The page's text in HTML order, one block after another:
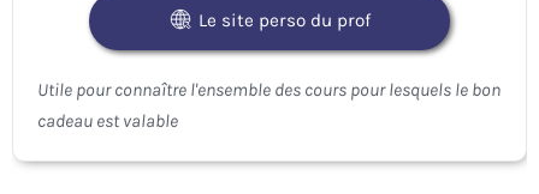
Le site perso du prof